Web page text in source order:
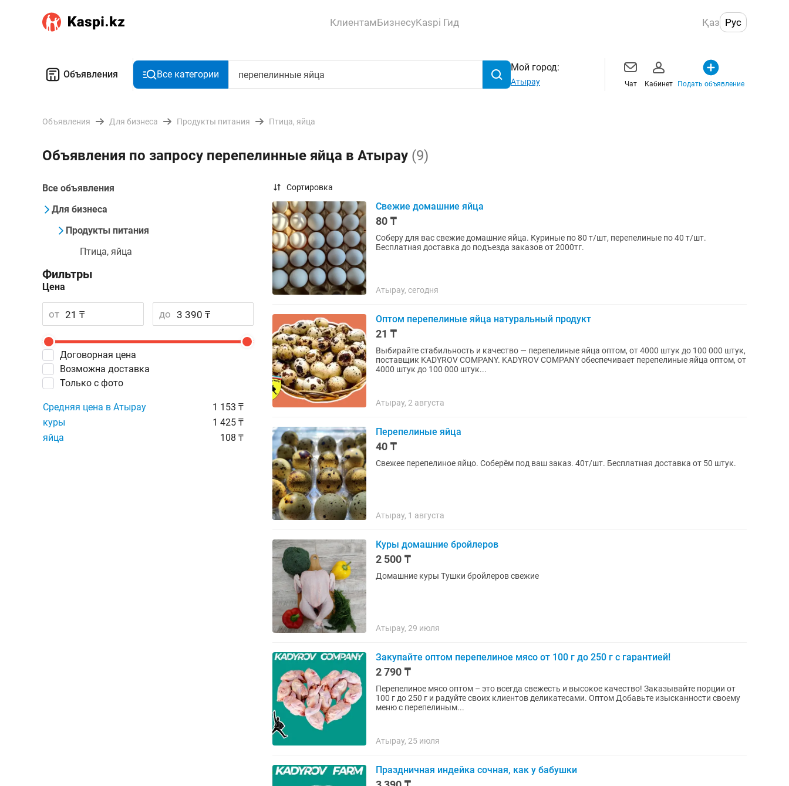
КлиентамБизнесуKaspi Гид Қаз Рус
Объявления Все категории
Мой город:
Атырау Чат Кабинет Подать объявление
Объявления Для бизнеса Продукты питания Птица, яйца
Объявления по запросу перепелинные яйца в Атырау (9)
Все объявления
Для бизнеса
Продукты питания
Птица, яйца
Фильтры
Цена
от до
Договорная цена
Возможна доставка
Только с фото
Средняя цена в Атырау
1 153 ₸
куры
1 425 ₸
яйца
108 ₸
Сортировка
Свежие домашние яйца
80 ₸
Соберу для вас свежие домашние яйца. Куриные по 80 т/шт, перепелиные по 40 т/шт.
Бесплатная доставка до подъезда заказов от 2000тг.
Атырау, сегодня
Оптом перепелиные яйца натуральный продукт
21 ₸
Выбирайте стабильность и качество — перепелиные яйца оптом, от 4000 штук до 100 000 штук,
поставщик KADYROV COMPANY. KADYROV COMPANY обеспечивает перепелиные яйца оптом, от
4000 штук до 100 000 штук...
Атырау, 2 августа
Перепелиные яйца
40 ₸
Свежее перепелиное яйцо. Соберём под ваш заказ. 40т/шт. Бесплатная доставка от 50 штук.
Атырау, 1 августа
Куры домашние бройлеров
2 500 ₸
Домашние куры Тушки бройлеров свежие
Атырау, 29 июля
Закупайте оптом перепелиное мясо от 100 г до 250 г с гарантией!
2 790 ₸
Перепелиное мясо оптом – это всегда свежесть и высокое качество! Заказывайте порции от
100 г до 250 г и радуйте своих клиентов деликатесами. Оптом Добавьте изысканности своему
меню с перепелиным...
Атырау, 25 июля
Праздничная индейка сочная, как у бабушки